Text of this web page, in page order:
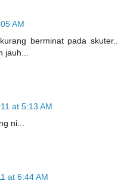
AM
berminat pada skuter..
jauh...
at 5:13 AM
ni...
at 6:44 AM